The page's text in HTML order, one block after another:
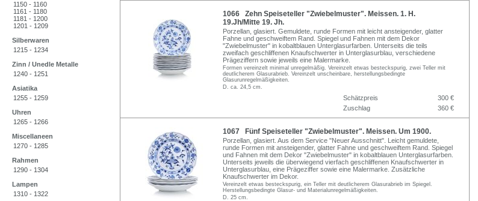
1150 - 1160
1161 - 1180
1181 - 1200
1201 - 1209
Silberwaren
1215 - 1234
Zinn / Unedle Metalle
1240 - 1251
Asiatika
1255 - 1259
Uhren
1265 - 1266
Miscellaneen
1270 - 1285
Rahmen
1290 - 1304
Lampen
1310 - 1322
1066 Zehn Speiseteller "Zwiebelmuster". Meissen. 1. H.
19.Jh/Mitte 19. Jh.
Porzellan, glasiert. Gemuldete, runde Formen mit leicht ansteigender, glatter
Fahne und geschweiftem Rand. Spiegel und Fahnen mit dem Dekor
"Zwiebelmuster" in kobaltblauen Unterglasurfarben. Unterseits die teils
zweifach geschliffenen Knaufschwerter in Unterglasurblau, verschiedene
Prägeziffern sowie jeweils eine Malermarke.
Formen vereinzelt minimal unregelmäßig. Vereinzelt etwas besteckspurig, zwei Teller mit
deutlicherem Glasurabrieb. Vereinzelt unscheinbare, herstellungsbedingte
Glasurunregelmäßigkeiten.
D. ca. 24,5 cm.
Schätzpreis
300 €
Zuschlag
360 €
1067 Fünf Speiseteller "Zwiebelmuster". Meissen. Um 1900.
Porzellan, glasiert. Aus dem Service "Neuer Ausschnitt". Leicht gemuldete,
runde Formen mit ansteigender, glatter Fahne und geschweiftem Rand. Spiegel
und Fahnen mit dem Dekor "Zwiebelmuster" in kobaltblauen Unterglasurfarben.
Unterseits jeweils die überwiegend vierfach geschliffenen Knaufschwerter in
Unterglasurblau, eine Prägeziffer sowie eine Malermarke. Zusätzliche
Knaufschwerter im Dekor.
Vereinzelt etwas besteckspurig, ein Teller mit deutlicherem Glasurabrieb im Spiegel.
Herstellungsbedingte Glasur- und Materialunregelmäßigkeiten.
D. 25 cm.